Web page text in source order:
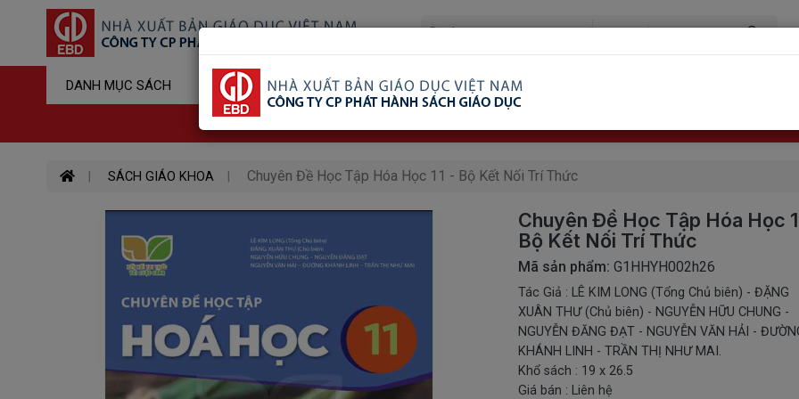
DANH MỤC SÁCH Sản Phẩm Đã Xem Ship COD Trên Toàn Quốc
SÁCH GIÁO KHOA Chuyên Đề Học Tập Hóa Học 11 - Bộ Kết Nối Trí Thức
Chuyên Đề Học Tập Hóa Học
Bộ Kết Nối Trí Thức
Mã sản phẩm: G1HHYH002h26
Tác Giả : LÊ KIM LONG (Tổng Chủ biên) - ĐẶNG
XUÂN THƯ (Chủ biên) - NGUYỄN HỮU CHUNG -
NGUYỄN ĐĂNG ĐẠT - NGUYỄN VĂN HẢI -
KHÁNH LINH - TRẦN THỊ NHƯ MAI.
Khổ sách : 19 x 26.5
Giá bán : Liên hệ